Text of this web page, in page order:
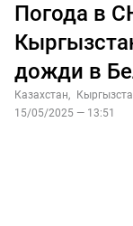
Погода в
дожди в
Казахстан,
15/05/2025 — 13:51